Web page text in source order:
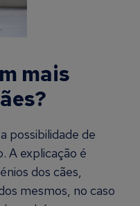
mais
possibilidade de
A explicação é
dos cães,
mesmos, no caso